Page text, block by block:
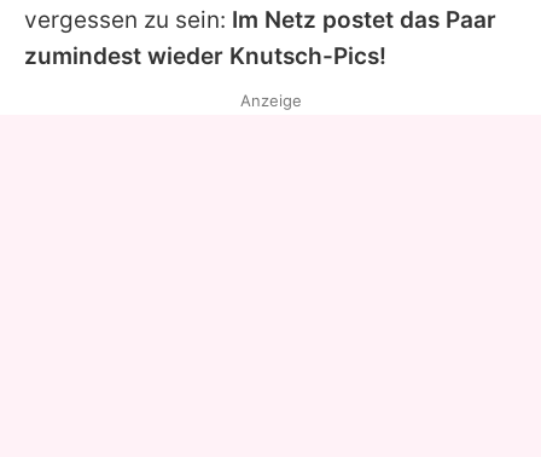
vergessen zu sein: Im Netz postet das Paar
zumindest wieder Knutsch-Pics!
Anzeige